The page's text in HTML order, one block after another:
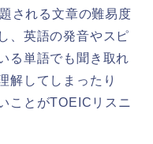
される文章の難易度
、英語の発音やスピ
る単語でも聞き取れ
解してしまったり
ことがTOEICリスニ